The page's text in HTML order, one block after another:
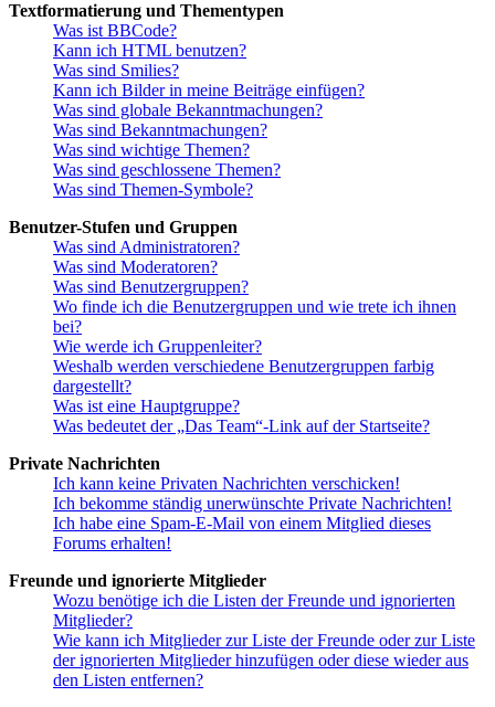
Textformatierung und Thementypen
Was ist BBCode?
Kann ich HTML benutzen?
Was sind Smilies?
Kann ich Bilder in meine Beiträge einfügen?
Was sind globale Bekanntmachungen?
Was sind Bekanntmachungen?
Was sind wichtige Themen?
Was sind geschlossene Themen?
Was sind Themen-Symbole?
Benutzer-Stufen und Gruppen
Was sind Administratoren?
Was sind Moderatoren?
Was sind Benutzergruppen?
Wo finde ich die Benutzergruppen und wie trete ich ihnen
bei?
Wie werde ich Gruppenleiter?
Weshalb werden verschiedene Benutzergruppen farbig
dargestellt?
Was ist eine Hauptgruppe?
Was bedeutet der „Das Team“-Link auf der Startseite?
Private Nachrichten
Ich kann keine Privaten Nachrichten verschicken!
Ich bekomme ständig unerwünschte Private Nachrichten!
Ich habe eine Spam-E-Mail von einem Mitglied dieses
Forums erhalten!
Freunde und ignorierte Mitglieder
Wozu benötige ich die Listen der Freunde und ignorierten
Mitglieder?
Wie kann ich Mitglieder zur Liste der Freunde oder zur Liste
der ignorierten Mitglieder hinzufügen oder diese wieder aus
den Listen entfernen?